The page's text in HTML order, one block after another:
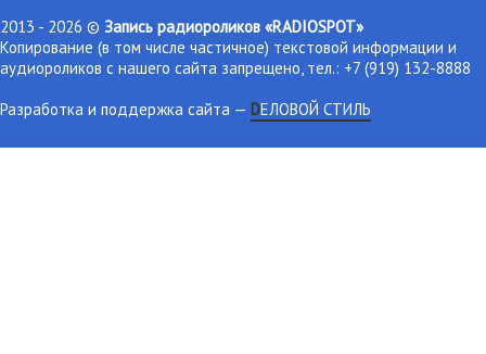
2013 - 2026 © Запись радиороликов «RADIOSPOT»
Копирование (в том числе частичное) текстовой информации и
аудиороликов с нашего сайта запрещено, тел.: +7 (919) 132-8888
Разработка и поддержка сайта — DЕЛОВОЙ СТИЛЬ